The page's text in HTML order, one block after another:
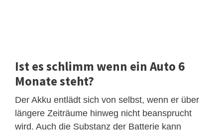
Ist es schlimm wenn ein Auto 6
Monate steht?
Der Akku entlädt sich von selbst, wenn er über
längere Zeiträume hinweg nicht beansprucht
wird. Auch die Substanz der Batterie kann